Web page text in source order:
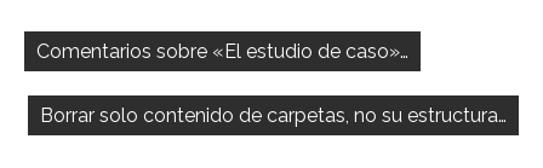
de
entradas
Comentarios sobre «El estudio de caso»…
Borrar solo contenido de carpetas, no su estructura…